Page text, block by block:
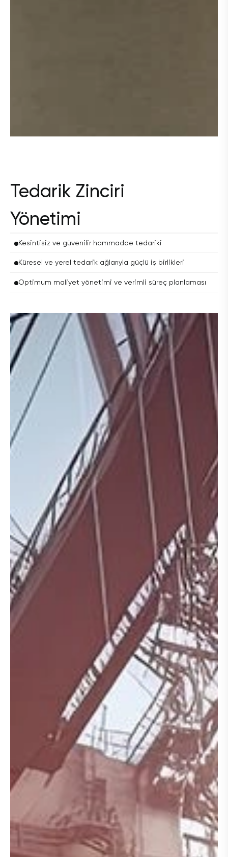
Tedarik Zinciri
Yönetimi
Kesintisiz ve güvenilir hammadde tedariki
Küresel ve yerel tedarik ağlarıyla güçlü iş birlikleri
Optimum maliyet yönetimi ve verimli süreç planlaması